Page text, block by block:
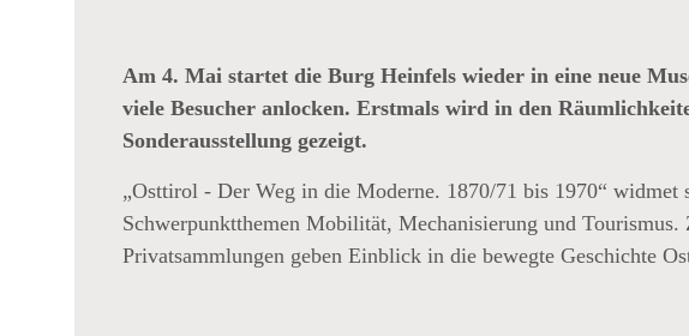
Am 4. Mai startet die Burg Heinfels wieder in eine neue
viele Besucher anlocken. Erstmals wird in den
Sonderausstellung gezeigt.
„Osttirol - Der Weg in die Moderne. 1870/71 bis 1970“
Schwerpunktthemen Mobilität, Mechanisierung und
Privatsammlungen geben Einblick in die bewegte Geschichte
„Zum ersten Mal
April 1928“
(Fotograf